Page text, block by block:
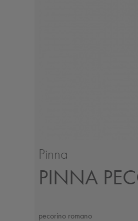
Pinna
PINNA
pecorino romano